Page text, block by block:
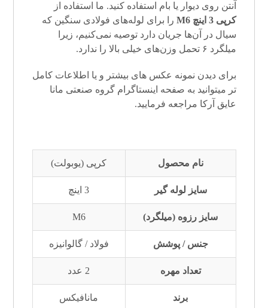
آنتن روی دیوار یا بام استفاده کنید. ما استفاده از
کرپی 3 اینچ M6
را برای لوله‌های فولادی سنگین که
سیال در آن‌ها جریان دارد توصیه نمی‌کنیم، زیرا
میلگرد ۶ تحمل وزن‌های خیلی بالا را ندارد.
برای دیدن نمونه عکس های بیشتر و یا اطلاعات کامل
تر میتوانید به صفحه اینستاگرام گروه صنعتی مانا
عایق آرکا مراجعه فرمایید.
نام محصول کرپی (یوبولت)
سایز لوله گیر 3 اینچ
سایز رزوه (میلگرد) M6
جنس / پوشش فولاد / گالوانیزه
تعداد مهره 2 عدد
برند مانافیکس